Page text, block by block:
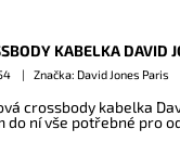
KABELKA DAVID
Značka: David Jones Paris
crossbody kabelka
do ní vše potřebné pro